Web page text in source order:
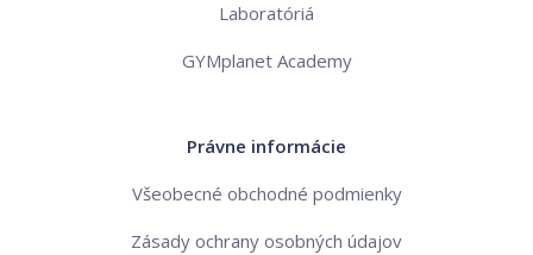
Laboratóriá
GYMplanet Academy
Právne informácie
Všeobecné obchodné podmienky
Zásady ochrany osobných údajov